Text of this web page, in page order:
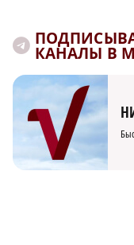
КАНАЛЫ В